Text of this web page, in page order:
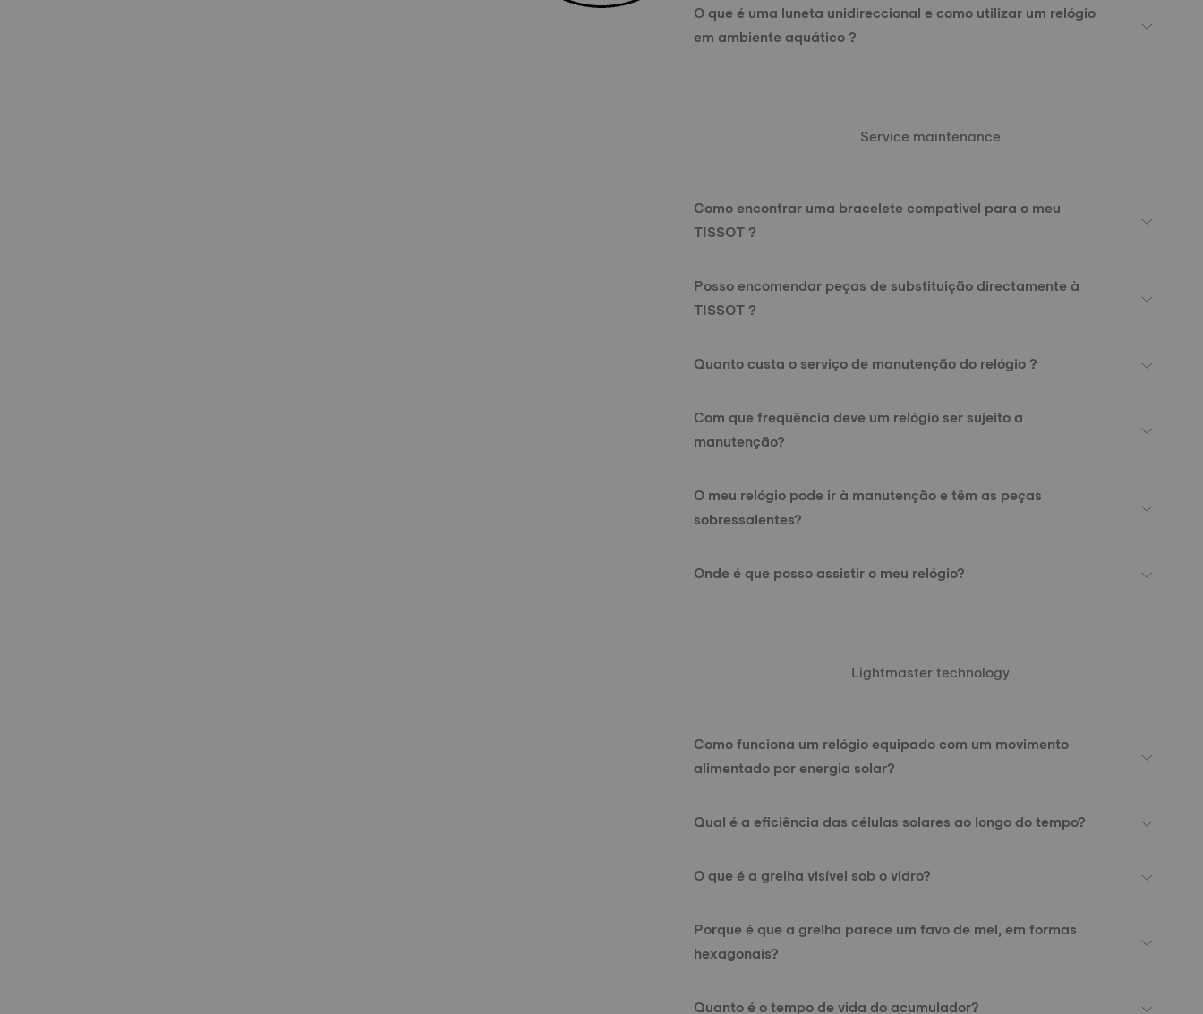
O que é uma luneta unidireccional e como utilizar um relógio
em ambiente aquático ?
Service maintenance
Como encontrar uma bracelete compativel para o meu
TISSOT ?
Posso encomendar peças de substituição directamente à
TISSOT ?
Quanto custa o serviço de manutenção do relógio ?
Com que frequência deve um relógio ser sujeito a
manutenção?
O meu relógio pode ir à manutenção e têm as peças
sobressalentes?
Onde é que posso assistir o meu relógio?
Lightmaster technology
Como funciona um relógio equipado com um movimento
alimentado por energia solar?
Qual é a eficiência das células solares ao longo do tempo?
O que é a grelha visível sob o vidro?
Porque é que a grelha parece um favo de mel, em formas
hexagonais?
Quanto é o tempo de vida do acumulador?